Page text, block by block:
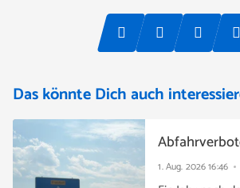
Das könnte Dich auch
1. Aug. 202616:46